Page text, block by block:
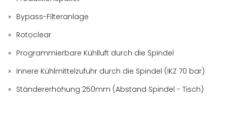
Bypass-Filteranlage
Rotoclear
Programmierbare Kühlluft durch die Spindel
Innere Kühlmittelzufuhr durch die Spindel (IKZ 70 bar)
Ständererhöhung 250mm (Abstand Spindel - Tisch)